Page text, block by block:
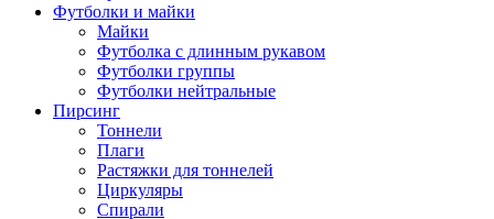
Футболки и майки
Майки
Футболка с длинным рукавом
Футболки группы
Футболки нейтральные
Пирсинг
Тоннели
Плаги
Растяжки для тоннелей
Циркуляры
Спирали